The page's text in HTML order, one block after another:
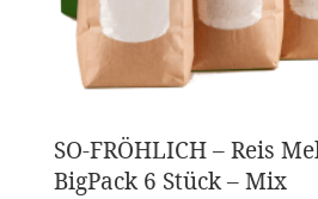
SO-FRÖHLICH – Reis
BigPack 6 Stück – Mix